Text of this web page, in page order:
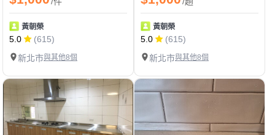
黃朝榮
5.0
(615)
新北市與其他8個
黃朝榮
5.0
(615)
新北市與其他8個